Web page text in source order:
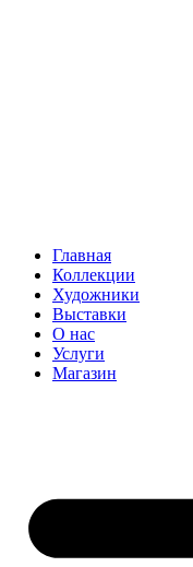
Главная
Коллекции
Художники
Выставки
О нас
Услуги
Магазин